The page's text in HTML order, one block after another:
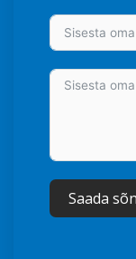
Saada